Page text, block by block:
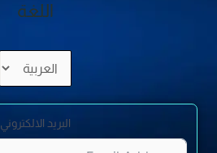
اللغة
لغة
البريد الالكتروني